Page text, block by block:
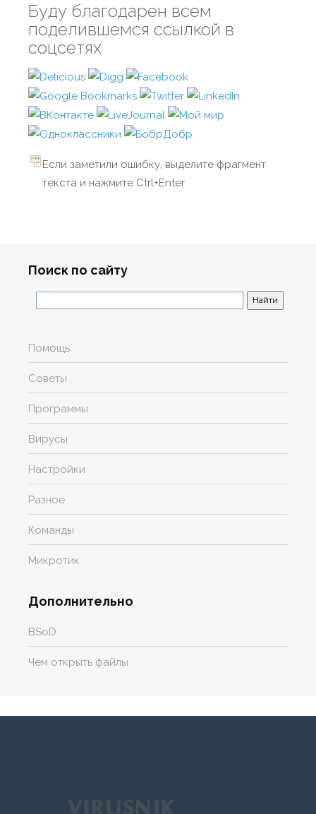
Буду благодарен всем
поделившемся ссылкой в
соцсетях
Если заметили ошибку, выделите фрагмент
текста и нажмите Ctrl+Enter
Поиск по сайту
Помощь
Советы
Программы
Вирусы
Настройки
Разное
Команды
Микротик
Дополнительно
BSoD
Чем открыть файлы